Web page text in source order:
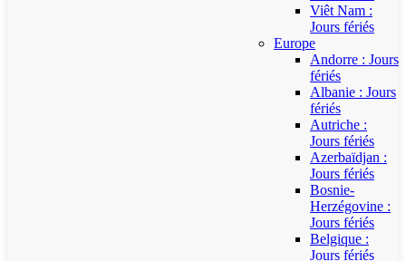
Viêt Nam :
Jours fériés
Europe
Andorre : Jours
fériés
Albanie : Jours
fériés
Autriche :
Jours fériés
Azerbaïdjan :
Jours fériés
Bosnie-
Herzégovine :
Jours fériés
Belgique :
Jours fériés